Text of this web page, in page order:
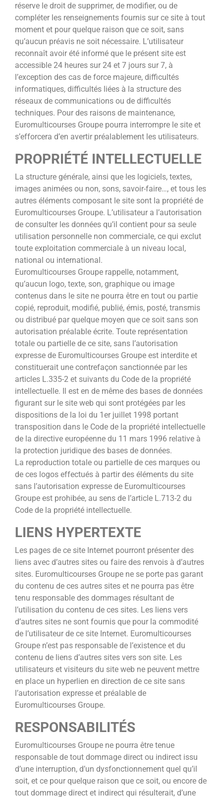
réserve le droit de supprimer, de modifier, ou de
compléter les renseignements fournis sur ce site à tout
moment et pour quelque raison que ce soit, sans
qu’aucun préavis ne soit nécessaire. L’utilisateur
reconnaît avoir été informé que le présent site est
accessible 24 heures sur 24 et 7 jours sur 7, à
l’exception des cas de force majeure, difficultés
informatiques, difficultés liées à la structure des
réseaux de communications ou de difficultés
techniques. Pour des raisons de maintenance,
Euromulticourses Groupe pourra interrompre le site et
s’efforcera d’en avertir préalablement les utilisateurs.
PROPRIÉTÉ INTELLECTUELLE
La structure générale, ainsi que les logiciels, textes,
images animées ou non, sons, savoir-faire…, et tous les
autres éléments composant le site sont la propriété de
Euromulticourses Groupe. L’utilisateur a l’autorisation
de consulter les données qu’il contient pour sa seule
utilisation personnelle non commerciale, ce qui exclut
toute exploitation commerciale à un niveau local,
national ou international.
Euromulticourses Groupe rappelle, notamment,
qu’aucun logo, texte, son, graphique ou image
contenus dans le site ne pourra être en tout ou partie
copié, reproduit, modifié, publié, émis, posté, transmis
ou distribué par quelque moyen que ce soit sans son
autorisation préalable écrite. Toute représentation
totale ou partielle de ce site, sans l’autorisation
expresse de Euromulticourses Groupe est interdite et
constituerait une contrefaçon sanctionnée par les
articles L.335-2 et suivants du Code de la propriété
intellectuelle. Il est en de même des bases de données
figurant sur le site web qui sont protégées par les
dispositions de la loi du 1er juillet 1998 portant
transposition dans le Code de la propriété intellectuelle
de la directive européenne du 11 mars 1996 relative à
la protection juridique des bases de données.
La reproduction totale ou partielle de ces marques ou
de ces logos effectués à partir des éléments du site
sans l’autorisation expresse de Euromulticourses
Groupe est prohibée, au sens de l’article L.713-2 du
Code de la propriété intellectuelle.
LIENS HYPERTEXTE
Les pages de ce site Internet pourront présenter des
liens avec d’autres sites ou faire des renvois à d’autres
sites. Euromulticourses Groupe ne se porte pas garant
du contenu de ces autres sites et ne pourra pas être
tenu responsable des dommages résultant de
l’utilisation du contenu de ces sites. Les liens vers
d’autres sites ne sont fournis que pour la commodité
de l’utilisateur de ce site Internet. Euromulticourses
Groupe n’est pas responsable de l’existence et du
contenu de liens d’autres sites vers son site. Les
utilisateurs et visiteurs du site web ne peuvent mettre
en place un hyperlien en direction de ce site sans
l’autorisation expresse et préalable de
Euromulticourses Groupe.
RESPONSABILITÉS
Euromulticourses Groupe ne pourra être tenue
responsable de tout dommage direct ou indirect issu
d’une interruption, d’un dysfonctionnement quel qu’il
soit, et ce pour quelque raison que ce soit, ou encore de
tout dommage direct et indirect qui résulterait, d’une